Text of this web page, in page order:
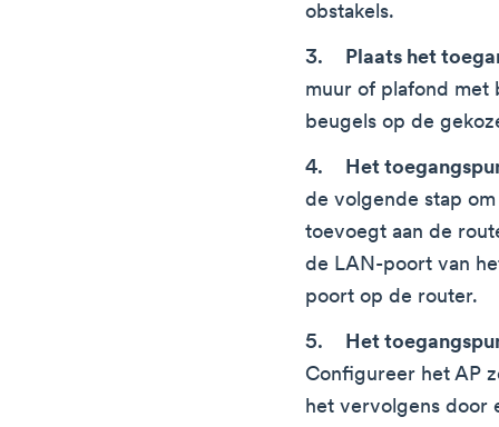
obstakels.
Plaats het
muur of plafond met
beugels op de
Het
de volgende stap
toevoegt aan de
de LAN-poort van
poort op de router.
Het
Configureer het AP
het vervolgens door